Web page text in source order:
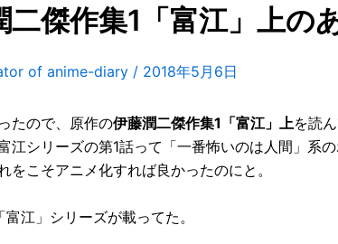
二傑作集1「富江」上の
of anime-diary / 2018年5月6日
たので、原作の伊藤潤二傑作集1「富江」上を読
江シリーズの第1話って「一番怖いのは人間」系の
をこそアニメ化すれば良かったのにと。
江」シリーズが載ってた。